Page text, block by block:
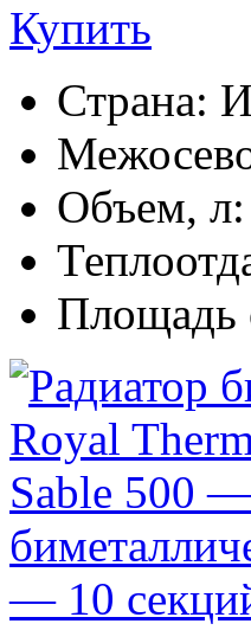
Купить
Страна:
Объем, л:
Площадь
— 10